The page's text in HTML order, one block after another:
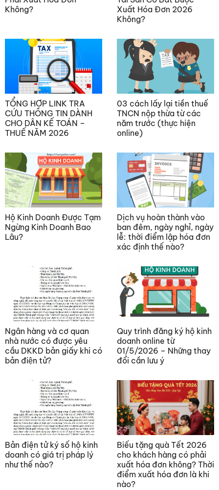
Không?
Xuất Hóa Đơn 2026
Không?
TỔNG HỢP LINK TRA
CỨU THÔNG TIN DÀNH
CHO DÂN KẾ TOÁN –
THUẾ NĂM 2026
03 cách lấy lại tiền thuế
TNCN nộp thừa từ các
năm trước (thực hiện
online)
Hộ Kinh Doanh Được Tạm
Ngừng Kinh Doanh Bao
Lâu?
Dịch vụ hoàn thành vào
ban đêm, ngày nghỉ, ngày
lễ: thời điểm lập hóa đơn
xác định thế nào?
Ngân hàng và cơ quan
nhà nước có được yêu
cầu DKKD bản giấy khi có
bản điện tử?
Quy trình đăng ký hộ kinh
doanh online từ
01/5/2026 – Những thay
đổi cần lưu ý
Bản điện tử ký số hộ kinh
doanh có giá trị pháp lý
như thế nào?
Biếu tặng quà Tết 2026
cho khách hàng có phải
xuất hóa đơn không? Thời
điểm xuất hóa đơn là khi
nào?